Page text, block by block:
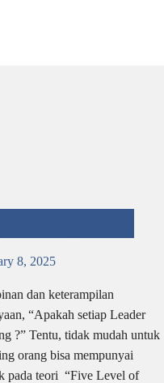
8, 2025
dan keterampilan
“Apakah setiap Leader
?” Tentu, tidak mudah untuk
orang bisa mempunyai
pada teori “Five Level of